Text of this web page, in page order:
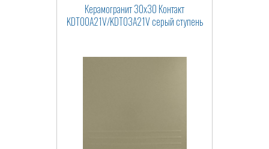
Керамогранит 30x30 Контакт
KDT00A21V/KDT03A21V серый ступень